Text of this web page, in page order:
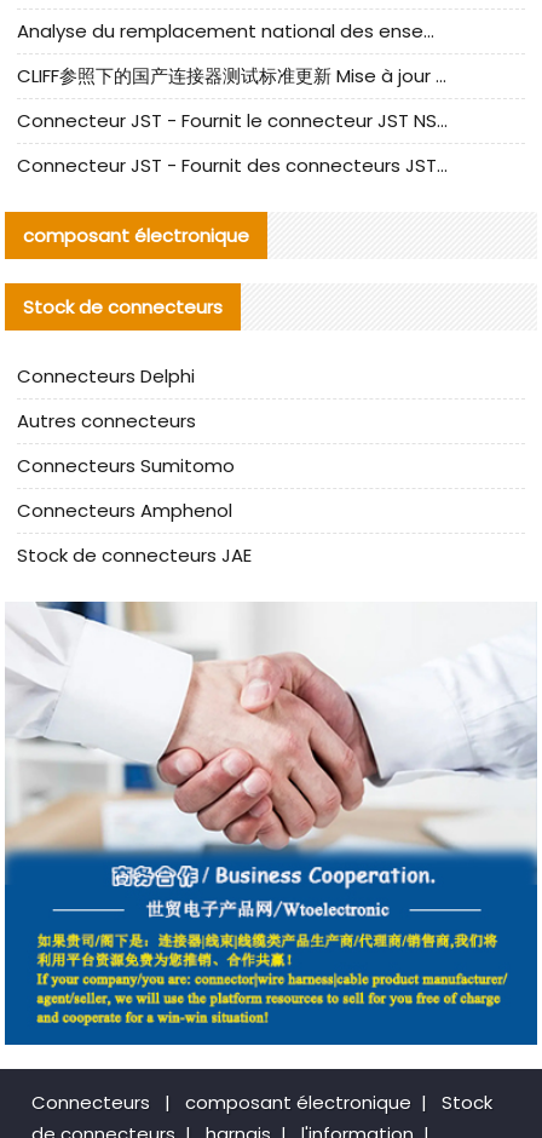
Analyse du remplacement national des ensembles de câbles à fréquence élevée I-PEX
CLIFF参照下的国产连接器测试标准更新 Mise à jour des normes de test des connecteurs nationaux sous la référence CLIFF
Connecteur JST - Fournit le connecteur JST NSHR-02V-S original | Équivalent
Connecteur JST - Fournit des connecteurs JST GHR-09V-S authentiques et des produits de remplacement|
composant électronique
Stock de connecteurs
Connecteurs Delphi
Autres connecteurs
Connecteurs Sumitomo
Connecteurs Amphenol
Stock de connecteurs JAE
Connecteurs | composant électronique |
Stock